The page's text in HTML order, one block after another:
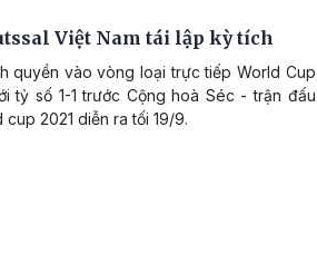
Việt Nam tái lập kỳ tích
quyền vào vòng loại trực tiếp World Cup
tỷ số 1-1 trước Cộng hoà Séc - trận đấu
2021 diễn ra tối 19/9.